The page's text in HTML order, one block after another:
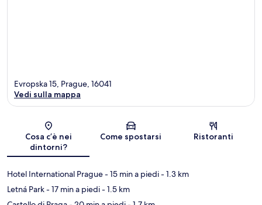
Mappa
Evropska 15, Prague, 16041
Vedi sulla mappa
Cosa c’è nei
dintorni?
Come spostarsi Ristoranti
Hotel International Prague- 15 min a piedi- 1.3 km
Letná Park- 17 min a piedi- 1.5 km